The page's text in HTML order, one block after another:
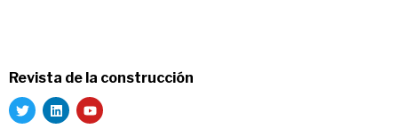
Revista de la construcción